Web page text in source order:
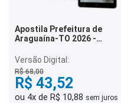
Apostila Prefeitura de
Araguaína-TO 2026 -
Versão Digital:
R$ 68,00
R$ 43,52
ou 4x de R$ 10,88 sem juros